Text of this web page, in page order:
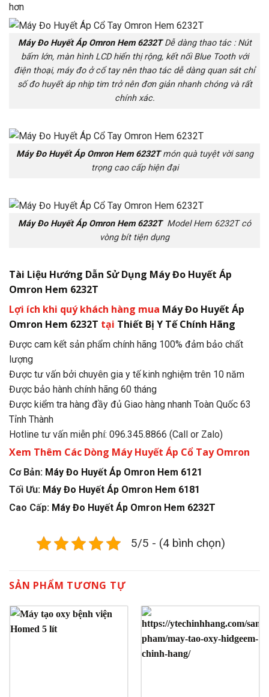
hơn
Máy Đo Huyết Áp Omron Hem 6232TDễ dàng thao tác : Nút
bấm lớn, màn hình LCD hiển thị rộng, kết nối Blue Tooth với
điện thoại, máy đo ở cổ tay nên thao tác dễ dàng quan sát chỉ
số đo huyết áp nhịp tim trở nên đơn giản nhanh chóng và rất
chính xác.
Máy Đo Huyết Áp Omron Hem 6232Tmón quà tuyệt vời sang
trọng cao cấp hiện đại
Máy Đo Huyết Áp Omron Hem 6232T Model Hem 6232T có
vòng bít tiện dụng
Tài Liệu Hướng Dẫn Sử Dụng Máy Đo Huyết Áp
Omron Hem 6232T
Lợi ích khi quý khách hàng mua Máy Đo Huyết Áp
Omron Hem 6232T tại Thiết Bị Y Tế Chính Hãng
Được cam kết sản phẩm chính hãng 100% đảm bảo chất
lượng
Được tư vấn bởi chuyên gia y tế kinh nghiệm trên 10 năm
Được bảo hành chính hãng 60 tháng
Được kiểm tra hàng đầy đủ Giao hàng nhanh Toàn Quốc 63
Tỉnh Thành
Hotline tư vấn miễn phí: 096.345.8866 (Call or Zalo)
Xem Thêm Các Dòng Máy Huyết Áp Cổ Tay Omron
Cơ Bản: Máy Đo Huyết Áp Omron Hem 6121
Tối Ưu: Máy Đo Huyết Áp Omron Hem 6181
Cao Cấp: Máy Đo Huyết Áp Omron Hem 6232T
5/5 - (4 bình chọn)
SẢN PHẨM TƯƠNG TỰ